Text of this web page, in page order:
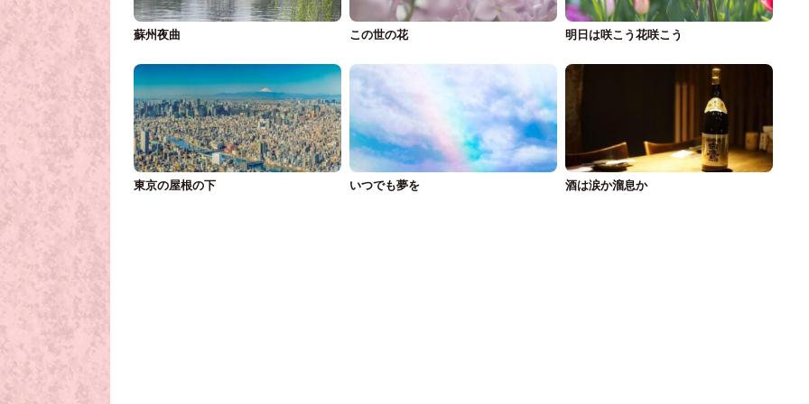
蘇州夜曲 この世の花 明日は咲こう花咲こう
東京の屋根の下 いつでも夢を 酒は涙か溜息か